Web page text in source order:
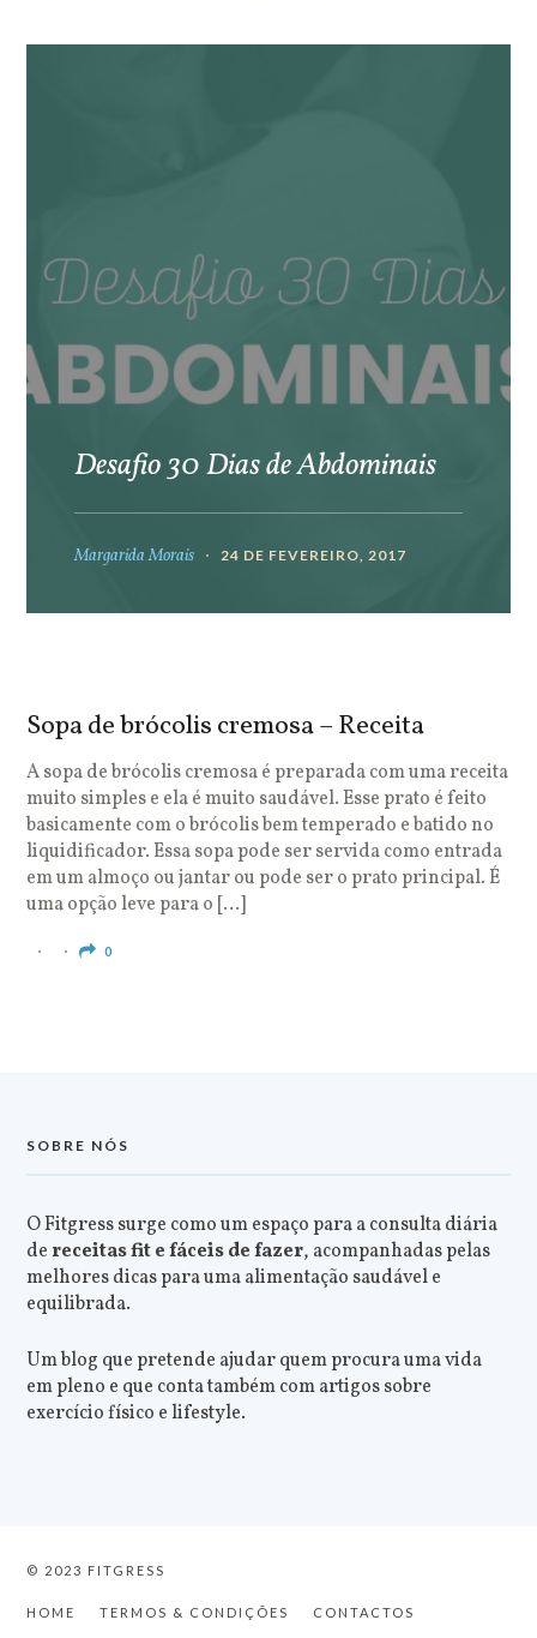
Desafio 30 Dias de Abdominais
Margarida Morais 24 DE FEVEREIRO, 2017
Sopa de brócolis cremosa – Receita
A sopa de brócolis cremosa é preparada com uma receita
muito simples e ela é muito saudável. Esse prato é feito
basicamente com o brócolis bem temperado e batido no
liquidificador. Essa sopa pode ser servida como entrada
em um almoço ou jantar ou pode ser o prato principal. É
uma opção leve para o […]
0
SOBRE NÓS
O Fitgress surge como um espaço para a consulta diária
dereceitas fit e fáceis de fazer, acompanhadas pelas
melhores dicas para uma alimentação saudável e
equilibrada.
Um blog que pretende ajudar quem procura uma vida
em pleno e que conta também com artigos sobre
exercício físico e lifestyle.
© 2023 FITGRESS
HOME TERMOS & CONDIÇÕES CONTACTOS